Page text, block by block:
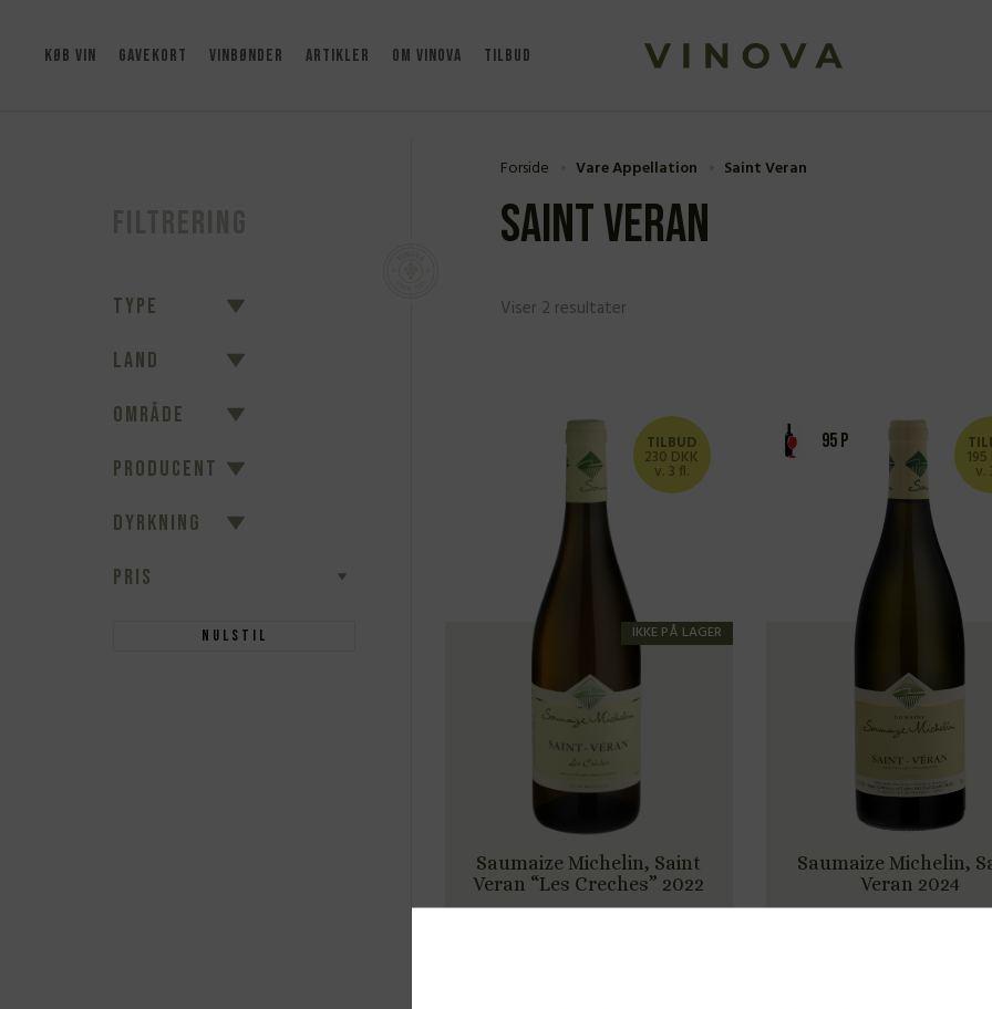
KØB VIN GAVEKORT VINBØNDER ARTIKLER OM VINOVA TILBUD
TYPE
LAND
OMRÅDE
PRODUCENT
DYRKNING
PRIS
Nulstil
Saint Veran
Forside Vare Appellation Saint Veran
Viser 2 resultater
IKKE PÅ LAGER
Saumaize Michelin, Saint
Veran “Les Creches” 2022
TILBUD
230 DKK
v. 3 fl.
95 P
Saumaize Michelin,
Veran 2024
v.